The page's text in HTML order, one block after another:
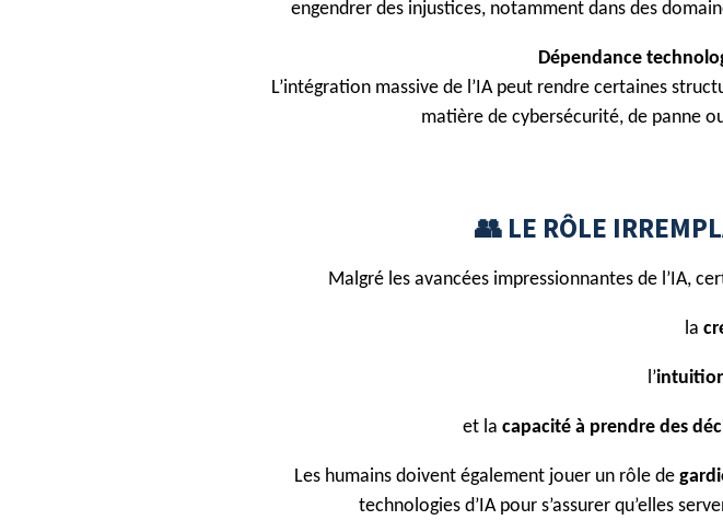
engendrer des injustices, notamment dans des
Dépendance
L’intégration massive de l’IA peut rendre certaines
matière de cybersécurité, de panne
👥 LE RÔLE
Malgré les avancées impressionnantes de l’IA,
la
l’
et la capacité à prendre des
Les humains doivent également jouer un rôle de
technologies d’IA pour s’assurer qu’elles